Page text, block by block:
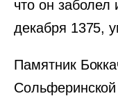
что он заболел
декабря 1375,
Памятник